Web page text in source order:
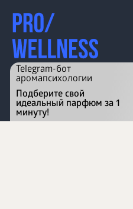
Перейти на сайт
Telegram-бот
аромапсихологии
Подберите свой
идеальный парфюм за 1
минуту!